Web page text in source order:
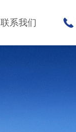
联系我们